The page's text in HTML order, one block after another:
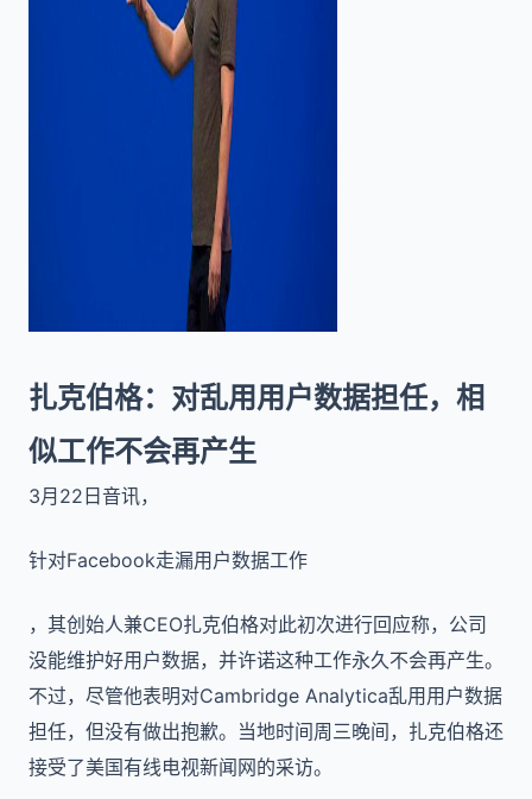
扎克伯格：对乱用用户数据担任，相
似工作不会再产生
3月22日音讯，
针对Facebook走漏用户数据工作
，其创始人兼CEO扎克伯格对此初次进行回应称，公司
没能维护好用户数据，并许诺这种工作永久不会再产生。
不过，尽管他表明对Cambridge Analytica乱用用户数据
担任，但没有做出抱歉。当地时间周三晚间，扎克伯格还
接受了美国有线电视新闻网的采访。